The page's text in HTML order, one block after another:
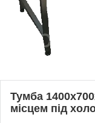
Тумба
місцем під